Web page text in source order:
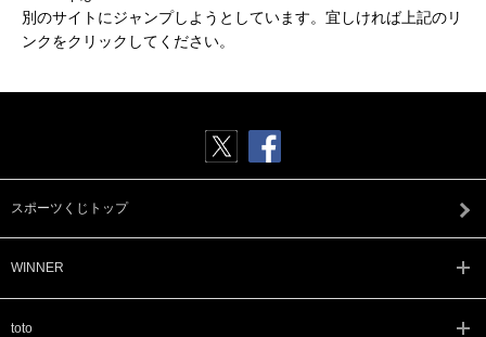
別のサイトにジャンプしようとしています。宜しければ上記のリ
ンクをクリックしてください。
スポーツくじトップ
WINNER
toto